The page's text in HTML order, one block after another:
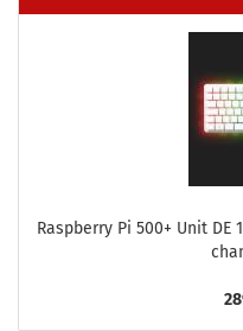
Raspber­ry Pi 500+ Unit DE